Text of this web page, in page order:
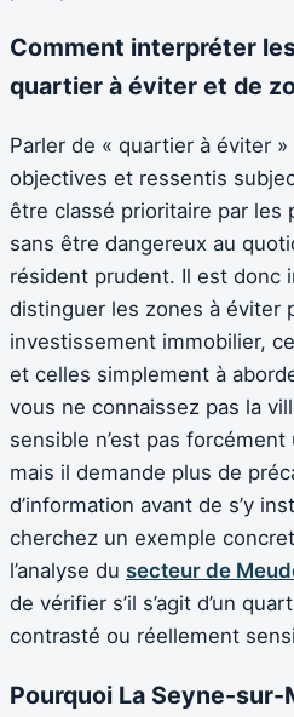
Comment interpréter
quartier à éviter et de
Parler de « quartier à éviter
objectives et ressentis
être classé prioritaire par les
sans être dangereux au
résident prudent. Il est donc
distinguer les zones à éviter
investissement immobilier,
et celles simplement à
vous ne connaissez pas la
sensible n’est pas
mais il demande plus de
d’information avant de s’y
cherchez un exemple
l’analyse du secteur de
de vérifier s’il s’agit d’un
contrasté ou réellement
Pourquoi La Seyne-